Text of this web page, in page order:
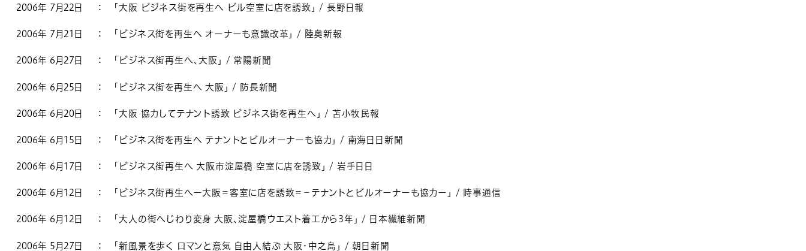
2006年 7月22日 ： 「大阪 ビジネス街を再生へ ビル空室に店を誘致」 / 長野日報
2006年 7月21日 ： 「ビジネス街を再生へ オーナーも意識改革」 / 陸奥新報
2006年 6月27日 ： 「ビジネス街再生へ、大阪」 / 常陽新聞
2006年 6月25日 ： 「ビジネス街を再生へ 大阪」 / 防長新聞
2006年 6月20日 ： 「大阪 協力してテナント誘致 ビジネス街を再生へ」 / 苫小牧民報
2006年 6月15日 ： 「ビジネス街を再生へ テナントとビルオーナーも協力」 / 南海日日新聞
2006年 6月17日 ： 「ビジネス街再生へ 大阪市淀屋橋 空室に店を誘致」 / 岩手日日
2006年 6月12日 ： 「ビジネス街再生へー大阪＝客室に店を誘致＝－テナントとビルオーナーも協力ー」 / 時事通信
2006年 6月12日 ： 「大人の街へじわり変身 大阪、淀屋橋ウエスト着工から3年」 / 日本繊維新聞
2006年 5月27日 ： 「新風景を歩く ロマンと意気 自由人結ぶ 大阪・中之島」 / 朝日新聞